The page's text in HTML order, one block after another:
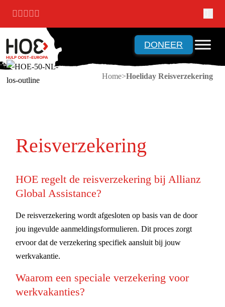
Ga naar hoofdinhoud
Ga naar voettekst
DONEER
Home Hoeliday Reisverzekering
Reisverzekering
HOE regelt de reisverzekering bij Allianz
Global Assistance?
De reisverzekering wordt afgesloten op basis van de door
jou ingevulde aanmeldingsformulieren. Dit proces zorgt
ervoor dat de verzekering specifiek aansluit bij jouw
werkvakantie.
Waarom een speciale verzekering voor
werkvakanties?